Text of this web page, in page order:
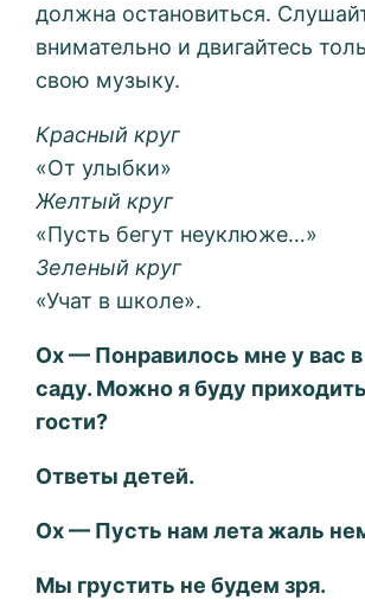
должна остановиться.
внимательно и двигайтесь
свою музыку.
Красный круг
«От улыбки»
Желтый круг
«Пусть бегут неуклюже…»
Зеленый круг
«Учат в школе».
Ох — Понравилось мне у вас
саду. Можно я буду
гости?
Ответы детей.
Ох — Пусть нам лета жаль
Мы грустить не будем зря.